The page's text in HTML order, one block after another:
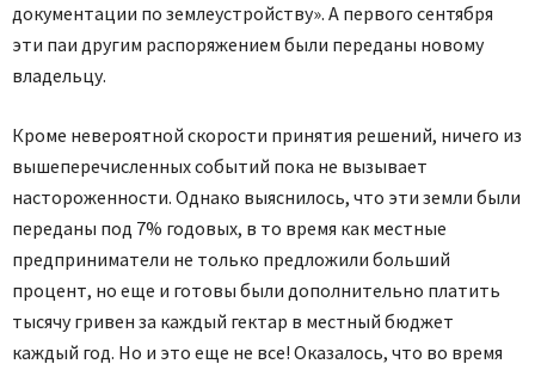
документации по землеустройству». А первого сентября
эти паи другим распоряжением были переданы новому
владельцу.
Кроме невероятной скорости принятия решений, ничего из
вышеперечисленных событий пока не вызывает
настороженности. Однако выяснилось, что эти земли были
переданы под 7% годовых, в то время как местные
предприниматели не только предложили больший
процент, но еще и готовы были дополнительно платить
тысячу гривен за каждый гектар в местный бюджет
каждый год. Но и это еще не все! Оказалось, что во время